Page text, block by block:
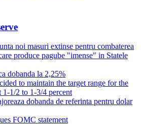
noi masuri extinse pentru combaterea
produce pagube "imense" in Statele
dobanda la 2,25%
to maintain the target range for the
1-1/2 to 1-3/4 percent
dobanda de referinta pentru dolar
FOMC statement